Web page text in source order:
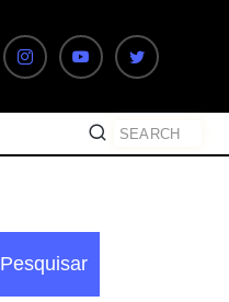
Pesquisar